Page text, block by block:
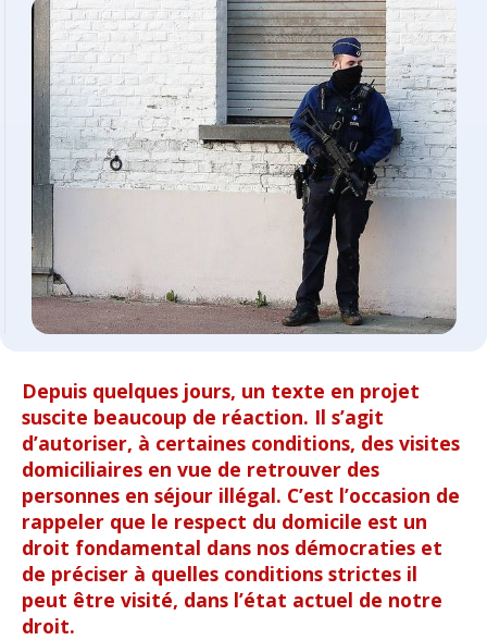
Depuis quelques jours, un texte en projet
suscite beaucoup de réaction. Il s’agit
d’autoriser, à certaines conditions, des visites
domiciliaires en vue de retrouver des
personnes en séjour illégal. C’est l’occasion de
rappeler que le respect du domicile est un
droit fondamental dans nos démocraties et
de préciser à quelles conditions strictes il
peut être visité, dans l’état actuel de notre
droit.